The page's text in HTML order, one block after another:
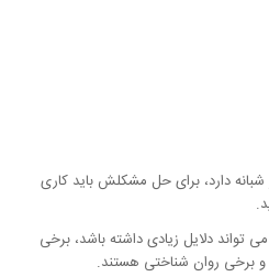
که ادرار شبانه دارد، برای حل مشکلش باید کاری
تواند دلایل زیادی داشته باشد، برخی
و برخی روان شناختی هستند.